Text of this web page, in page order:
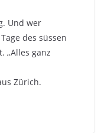
Und wer
des süssen
„Alles ganz
Zürich.